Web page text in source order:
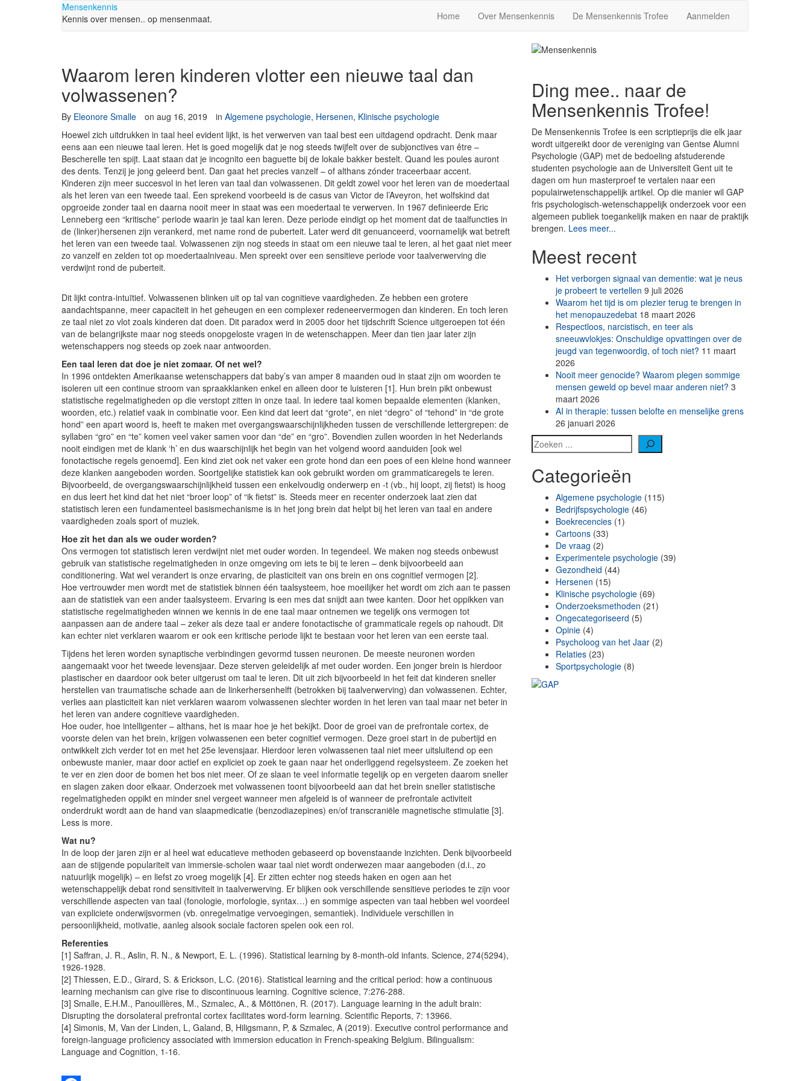
Mensenkennis
Kennis over mensen.. op mensenmaat.
Home Over Mensenkennis De Mensenkennis Trofee Aanmelden
Waarom leren kinderen vlotter een nieuwe taal dan
volwassenen?
By Eleonore Smalle on aug 16, 2019 in Algemene psychologie, Hersenen, Klinische psychologie
Hoewel zich uitdrukken in taal heel evident lijkt, is het verwerven van taal best een uitdagend opdracht. Denk maar
eens aan een nieuwe taal leren. Het is goed mogelijk dat je nog steeds twijfelt over de subjonctives van être –
Bescherelle ten spijt. Laat staan dat je incognito een baguette bij de lokale bakker bestelt. Quand les poules auront
des dents. Tenzij je jong geleerd bent. Dan gaat het precies vanzelf – of althans zónder traceerbaar accent.
Kinderen zijn meer succesvol in het leren van taal dan volwassenen. Dit geldt zowel voor het leren van de moedertaal
als het leren van een tweede taal. Een sprekend voorbeeld is de casus van Victor de l’Aveyron, het wolfskind dat
opgroeide zonder taal en daarna nooit meer in staat was een moedertaal te verwerven. In 1967 definieerde Eric
Lenneberg een “kritische” periode waarin je taal kan leren. Deze periode eindigt op het moment dat de taalfuncties in
de (linker)hersenen zijn verankerd, met name rond de puberteit. Later werd dit genuanceerd, voornamelijk wat betreft
het leren van een tweede taal. Volwassenen zijn nog steeds in staat om een nieuwe taal te leren, al het gaat niet meer
zo vanzelf en zelden tot op moedertaalniveau. Men spreekt over een sensitieve periode voor taalverwerving die
verdwijnt rond de puberteit.
Dit lijkt contra-intuïtief. Volwassenen blinken uit op tal van cognitieve vaardigheden. Ze hebben een grotere
aandachtspanne, meer capaciteit in het geheugen en een complexer redeneervermogen dan kinderen. En toch leren
ze taal niet zo vlot zoals kinderen dat doen. Dit paradox werd in 2005 door het tijdschrift Science uitgeroepen tot één
van de belangrijkste maar nog steeds onopgeloste vragen in de wetenschappen. Meer dan tien jaar later zijn
wetenschappers nog steeds op zoek naar antwoorden.
Een taal leren dat doe je niet zomaar. Of net wel?
In 1996 ontdekten Amerikaanse wetenschappers dat baby’s van amper 8 maanden oud in staat zijn om woorden te
isoleren uit een continue stroom van spraakklanken enkel en alleen door te luisteren [1]. Hun brein pikt onbewust
statistische regelmatigheden op die verstopt zitten in onze taal. In iedere taal komen bepaalde elementen (klanken,
woorden, etc.) relatief vaak in combinatie voor. Een kind dat leert dat “grote”, en niet “degro” of “tehond” in “de grote
hond” een apart woord is, heeft te maken met overgangswaarschijnlijkheden tussen de verschillende lettergrepen: de
syllaben “gro” en “te” komen veel vaker samen voor dan “de” en “gro”. Bovendien zullen woorden in het Nederlands
nooit eindigen met de klank ‘h’ en dus waarschijnlijk het begin van het volgend woord aanduiden [ook wel
fonotactische regels genoemd]. Een kind ziet ook net vaker een grote hond dan een poes of een kleine hond wanneer
deze klanken aangeboden worden. Soortgelijke statistiek kan ook gebruikt worden om grammaticaregels te leren.
Bijvoorbeeld, de overgangswaarschijnlijkheid tussen een enkelvoudig onderwerp en -t (vb., hij loopt, zij fietst) is hoog
en dus leert het kind dat het niet “broer loop” of “ik fietst” is. Steeds meer en recenter onderzoek laat zien dat
statistisch leren een fundamenteel basismechanisme is in het jong brein dat helpt bij het leren van taal en andere
vaardigheden zoals sport of muziek.
Hoe zit het dan als we ouder worden?
Ons vermogen tot statistisch leren verdwijnt niet met ouder worden. In tegendeel. We maken nog steeds onbewust
gebruik van statistische regelmatigheden in onze omgeving om iets te bij te leren – denk bijvoorbeeld aan
conditionering. Wat wel verandert is onze ervaring, de plasticiteit van ons brein en ons cognitief vermogen [2].
Hoe vertrouwder men wordt met de statistiek binnen één taalsysteem, hoe moeilijker het wordt om zich aan te passen
aan de statistiek van een ander taalsysteem. Ervaring is een mes dat snijdt aan twee kanten. Door het oppikken van
statistische regelmatigheden winnen we kennis in de ene taal maar ontnemen we tegelijk ons vermogen tot
aanpassen aan de andere taal – zeker als deze taal er andere fonotactische of grammaticale regels op nahoudt. Dit
kan echter niet verklaren waarom er ook een kritische periode lijkt te bestaan voor het leren van een eerste taal.
Tijdens het leren worden synaptische verbindingen gevormd tussen neuronen. De meeste neuronen worden
aangemaakt voor het tweede levensjaar. Deze sterven geleidelijk af met ouder worden. Een jonger brein is hierdoor
plastischer en daardoor ook beter uitgerust om taal te leren. Dit uit zich bijvoorbeeld in het feit dat kinderen sneller
herstellen van traumatische schade aan de linkerhersenhelft (betrokken bij taalverwerving) dan volwassenen. Echter,
verlies aan plasticiteit kan niet verklaren waarom volwassenen slechter worden in het leren van taal maar net beter in
het leren van andere cognitieve vaardigheden.
Hoe ouder, hoe intelligenter – althans, het is maar hoe je het bekijkt. Door de groei van de prefrontale cortex, de
voorste delen van het brein, krijgen volwassenen een beter cognitief vermogen. Deze groei start in de pubertijd en
ontwikkelt zich verder tot en met het 25e levensjaar. Hierdoor leren volwassenen taal niet meer uitsluitend op een
onbewuste manier, maar door actief en expliciet op zoek te gaan naar het onderliggend regelsysteem. Ze zoeken het
te ver en zien door de bomen het bos niet meer. Of ze slaan te veel informatie tegelijk op en vergeten daarom sneller
en slagen zaken door elkaar. Onderzoek met volwassenen toont bijvoorbeeld aan dat het brein sneller statistische
regelmatigheden oppikt en minder snel vergeet wanneer men afgeleid is of wanneer de prefrontale activiteit
onderdrukt wordt aan de hand van slaapmedicatie (benzodiazepines) en/of transcraniële magnetische stimulatie [3].
Less is more.
Wat nu?
In de loop der jaren zijn er al heel wat educatieve methoden gebaseerd op bovenstaande inzichten. Denk bijvoorbeeld
aan de stijgende populariteit van immersie-scholen waar taal niet wordt onderwezen maar aangeboden (d.i., zo
natuurlijk mogelijk) – en liefst zo vroeg mogelijk [4]. Er zitten echter nog steeds haken en ogen aan het
wetenschappelijk debat rond sensitiviteit in taalverwerving. Er blijken ook verschillende sensitieve periodes te zijn voor
verschillende aspecten van taal (fonologie, morfologie, syntax…) en sommige aspecten van taal hebben wel voordeel
van expliciete onderwijsvormen (vb. onregelmatige vervoegingen, semantiek). Individuele verschillen in
persoonlijkheid, motivatie, aanleg alsook sociale factoren spelen ook een rol.
Referenties
[1] Saffran, J. R., Aslin, R. N., & Newport, E. L. (1996). Statistical learning by 8-month-old infants. Science, 274(5294),
1926-1928.
[2] Thiessen, E.D., Girard, S. & Erickson, L.C. (2016). Statistical learning and the critical period: how a continuous
learning mechanism can give rise to discontinuous learning. Cognitive science, 7:276-288.
[3] Smalle, E.H.M., Panouillères, M., Szmalec, A., & Möttönen, R. (2017). Language learning in the adult brain:
Disrupting the dorsolateral prefrontal cortex facilitates word-form learning. Scientific Reports, 7: 13966.
[4] Simonis, M, Van der Linden, L, Galand, B, Hiligsmann, P, & Szmalec, A (2019). Executive control performance and
foreign-language proficiency associated with immersion education in French-speaking Belgium. Bilingualism:
Language and Cognition, 1-16.
Ding mee.. naar de
Mensenkennis Trofee!
De Mensenkennis Trofee is een scriptieprijs die elk jaar
wordt uitgereikt door de vereniging van Gentse Alumni
Psychologie (GAP) met de bedoeling afstuderende
studenten psychologie aan de Universiteit Gent uit te
dagen om hun masterproef te vertalen naar een
populairwetenschappelijk artikel. Op die manier wil GAP
fris psychologisch-wetenschappelijk onderzoek voor een
algemeen publiek toegankelijk maken en naar de praktijk
brengen. Lees meer...
Meest recent
Het verborgen signaal van dementie: wat je neus
je probeert te vertellen 9 juli 2026
Waarom het tijd is om plezier terug te brengen in
het menopauzedebat 18 maart 2026
Respectloos, narcistisch, en teer als
sneeuwvlokjes: Onschuldige opvattingen over de
jeugd van tegenwoordig, of toch niet? 11 maart
2026
Nooit meer genocide? Waarom plegen sommige
mensen geweld op bevel maar anderen niet? 3
maart 2026
AI in therapie: tussen belofte en menselijke grens
26 januari 2026
Zoeken
Categorieën
Algemene psychologie (115)
Bedrijfspsychologie (46)
Boekrecencies (1)
Cartoons (33)
De vraag (2)
Experimentele psychologie (39)
Gezondheid (44)
Hersenen (15)
Klinische psychologie (69)
Onderzoeksmethoden (21)
Ongecategoriseerd (5)
Opinie (4)
Psycholoog van het Jaar (2)
Relaties (23)
Sportpsychologie (8)